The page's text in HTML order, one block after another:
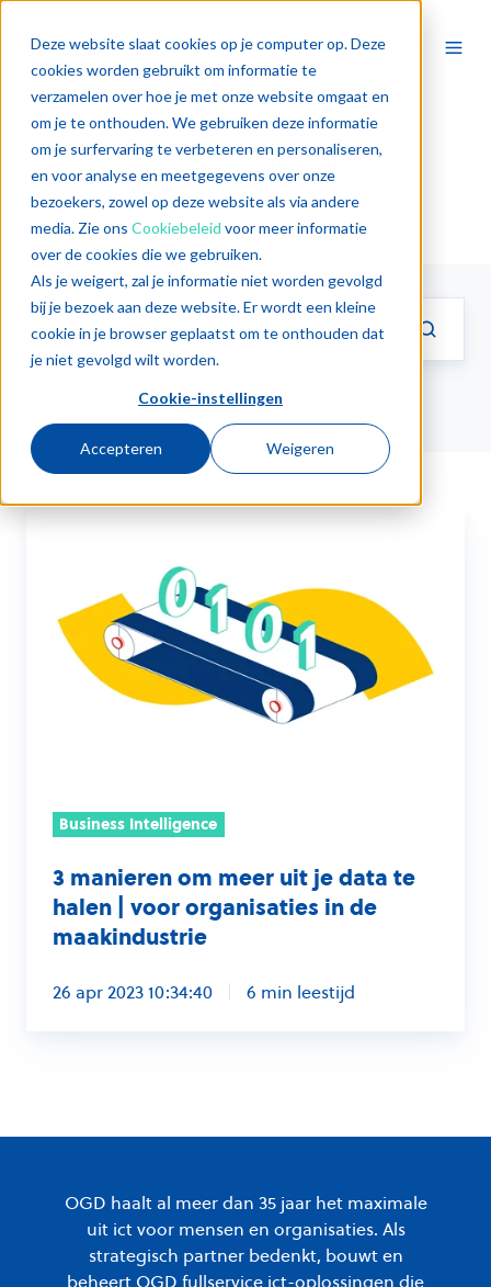
Deze website slaat cookies op je computer op. Deze
cookies worden gebruikt om informatie te
verzamelen over hoe je met onze website omgaat en
om je te onthouden. We gebruiken deze informatie
om je surfervaring te verbeteren en personaliseren,
en voor analyse en meetgegevens over onze
bezoekers, zowel op deze website als via andere
media. Zie ons Cookiebeleid voor meer informatie
over de cookies die we gebruiken.
Als je weigert, zal je informatie niet worden gevolgd
bij je bezoek aan deze website. Er wordt een kleine
cookie in je browser geplaatst om te onthouden dat
je niet gevolgd wilt worden.
Cookie-instellingen
Accepteren Weigeren
Jasper van Dijk
Gepost door Jasper van Dijk
3
meer
voor
maakindustrie
Business Intelligence
3 manieren om meer uit je data te
halen | voor organisaties in de
maakindustrie
26 apr 2023 10:34:40 6 min leestijd
OGD haalt al meer dan 35 jaar het maximale
uit ict voor mensen en organisaties. Als
strategisch partner bedenkt, bouwt en
beheert OGD fullservice ict-oplossingen die